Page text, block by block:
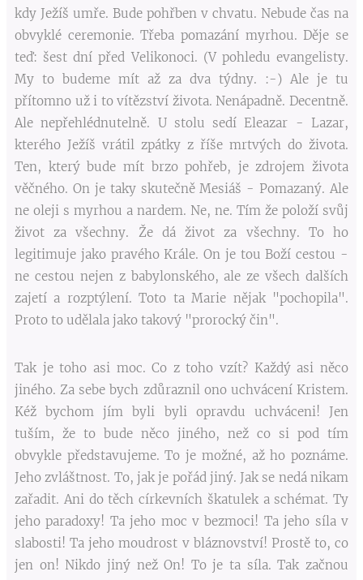
kdy Ježíš umře. Bude pohřben v chvatu. Nebude čas na
obvyklé ceremonie. Třeba pomazání myrhou. Děje se
teď: šest dní před Velikonoci. (V pohledu evangelisty.
My to budeme mít až za dva týdny. :-) Ale je tu
přítomno už i to vítězství života. Nenápadně. Decentně.
Ale nepřehlédnutelně. U stolu sedí Eleazar - Lazar,
kterého Ježíš vrátil zpátky z říše mrtvých do života.
Ten, který bude mít brzo pohřeb, je zdrojem života
věčného. On je taky skutečně Mesiáš - Pomazaný. Ale
ne oleji s myrhou a nardem. Ne, ne. Tím že položí svůj
život za všechny. Že dá život za všechny. To ho
legitimuje jako pravého Krále. On je tou Boží cestou -
ne cestou nejen z babylonského, ale ze všech dalších
zajetí a rozptýlení. Toto ta Marie nějak "pochopila".
Proto to udělala jako takový "prorocký čin".
Tak je toho asi moc. Co z toho vzít? Každý asi něco
jiného. Za sebe bych zdůraznil ono uchvácení Kristem.
Kéž bychom jím byli byli opravdu uchváceni! Jen
tuším, že to bude něco jiného, než co si pod tím
obvykle představujeme. To je možné, až ho poznáme.
Jeho zvláštnost. To, jak je pořád jiný. Jak se nedá nikam
zařadit. Ani do těch církevních škatulek a schémat. Ty
jeho paradoxy! Ta jeho moc v bezmoci! Ta jeho síla v
slabosti! Ta jeho moudrost v bláznovství! Prostě to, co
jen on! Nikdo jiný než On! To je ta síla. Tak začnou